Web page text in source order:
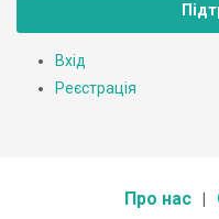
Вхід
Реєстрація
Про нас